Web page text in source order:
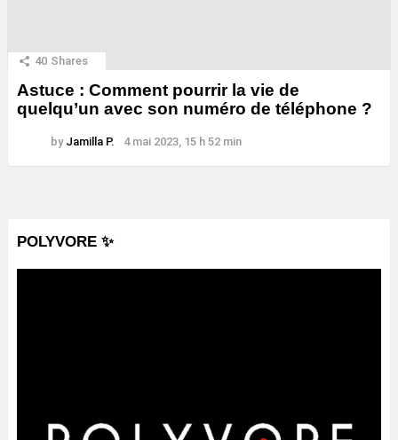
40 Shares
Astuce : Comment pourrir la vie de
quelqu’un avec son numéro de téléphone ?
by Jamilla P. 4 mai 2023, 15 h 52 min
POLYVORE ✨